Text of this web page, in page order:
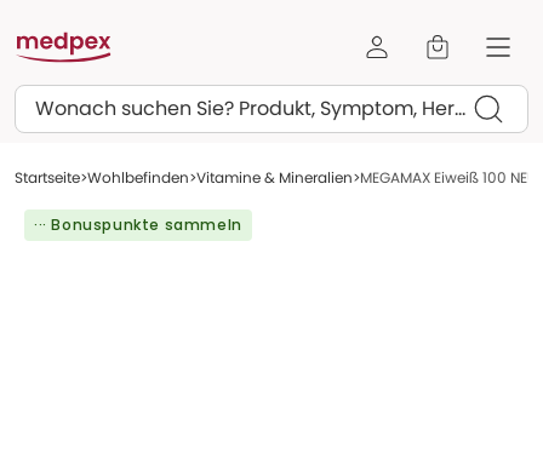
Suchen
Startseite Wohlbefinden Vitamine & Mineralien MEGAMAX Eiweiß 100
··· Bonuspunkte sammeln